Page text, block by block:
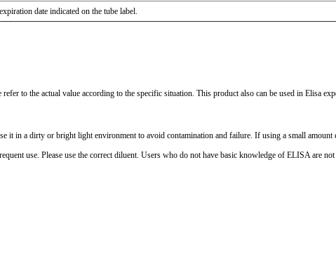
date indicated on the tube label.
to the actual value according to the specific situation. This product also can be used in Elisa
it in a dirty or bright light environment to avoid contamination and failure. If using a small
use. Please use the correct diluent. Users who do not have basic knowledge of ELISA are